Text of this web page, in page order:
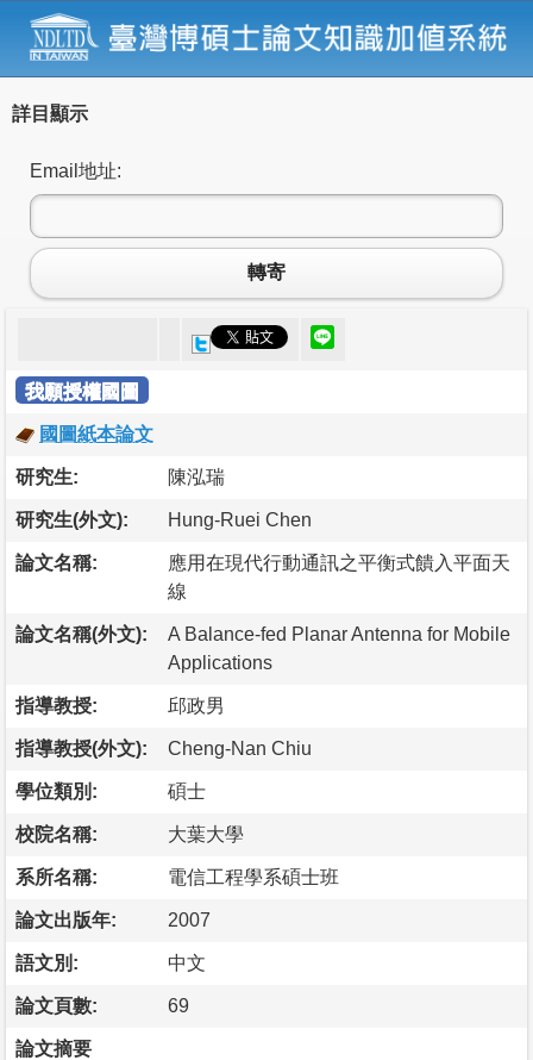
詳目顯示
Email地址:
轉寄
我願授權國圖
國圖紙本論文
研究生: 陳泓瑞
研究生(外文): Hung-Ruei Chen
論文名稱:
應用在現代行動通訊之平衡式饋入平面天
線
論文名稱(外文):
A Balance-fed Planar Antenna for Mobile
Applications
指導教授: 邱政男
指導教授(外文): Cheng-Nan Chiu
學位類別: 碩士
校院名稱: 大葉大學
系所名稱: 電信工程學系碩士班
論文出版年: 2007
語文別: 中文
論文頁數: 69
論文摘要